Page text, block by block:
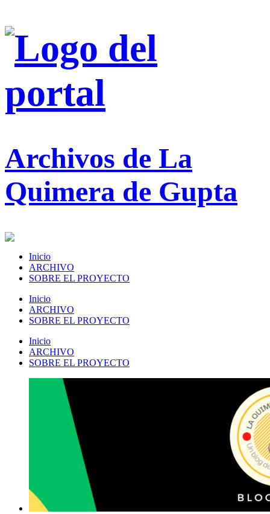
Archivos de La
Quimera de Gupta
Inicio
ARCHIVO
SOBRE EL PROYECTO
Inicio
ARCHIVO
SOBRE EL PROYECTO
Inicio
ARCHIVO
SOBRE EL PROYECTO